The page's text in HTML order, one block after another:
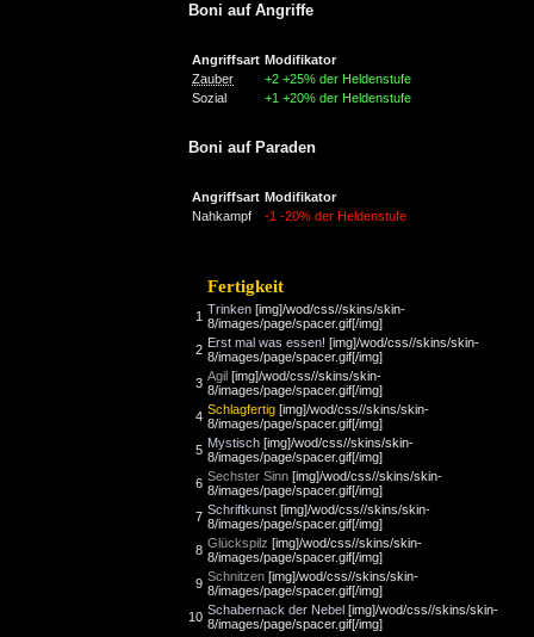
Boni auf Angriffe
Angriffsart Modifikator
Zauber
+2 +25% der Heldenstufe
Sozial
+1 +20% der Heldenstufe
Boni auf Paraden
Angriffsart Modifikator
Nahkampf
-1 -20% der Heldenstufe
Fertigkeit
1 Trinken [img]/wod/css//skins/skin-
8/images/page/spacer.gif[/img]
2 Erst mal was essen! [img]/wod/css//skins/skin-
8/images/page/spacer.gif[/img]
3 Agil [img]/wod/css//skins/skin-
8/images/page/spacer.gif[/img]
4 Schlagfertig [img]/wod/css//skins/skin-
8/images/page/spacer.gif[/img]
5 Mystisch [img]/wod/css//skins/skin-
8/images/page/spacer.gif[/img]
6 Sechster Sinn [img]/wod/css//skins/skin-
8/images/page/spacer.gif[/img]
7 Schriftkunst [img]/wod/css//skins/skin-
8/images/page/spacer.gif[/img]
8 Glückspilz [img]/wod/css//skins/skin-
8/images/page/spacer.gif[/img]
9 Schnitzen [img]/wod/css//skins/skin-
8/images/page/spacer.gif[/img]
10 Schabernack der Nebel [img]/wod/css//skins/skin-
8/images/page/spacer.gif[/img]